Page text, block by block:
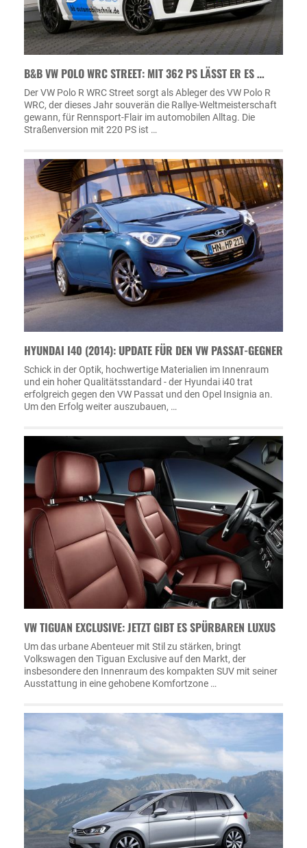
B&B VW POLO WRC STREET: MIT 362 PS LÄSST ER ES …
Der VW Polo R WRC Street sorgt als Ableger des VW Polo R
WRC, der dieses Jahr souverän die Rallye-Weltmeisterschaft
gewann, für Rennsport-Flair im automobilen Alltag. Die
Straßenversion mit 220 PS ist …
HYUNDAI I40 (2014): UPDATE FÜR DEN VW PASSAT-GEGNER
Schick in der Optik, hochwertige Materialien im Innenraum
und ein hoher Qualitätsstandard - der Hyundai i40 trat
erfolgreich gegen den VW Passat und den Opel Insignia an.
Um den Erfolg weiter auszubauen, …
VW TIGUAN EXCLUSIVE: JETZT GIBT ES SPÜRBAREN LUXUS
Um das urbane Abenteuer mit Stil zu stärken, bringt
Volkswagen den Tiguan Exclusive auf den Markt, der
insbesondere den Innenraum des kompakten SUV mit seiner
Ausstattung in eine gehobene Komfortzone …